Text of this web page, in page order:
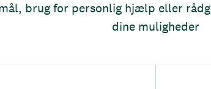
brug for personlig hjælp eller
dine muligheder